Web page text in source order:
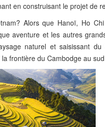
en construisant le projet de
Alors que Hanoï, Ho
aventure et les autres
naturel et saisissant du
frontière du Cambodge au